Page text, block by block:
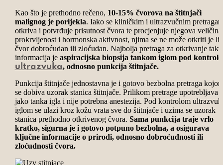
Kao što je prethodno rečeno, 10-15% čvorova na štitnjači
malignog je porijekla. Iako se kliničkim i ultrazvučnim
otkriva i potvrđuje prisutnost čvora te procjenjuje njegova
prokrvljenost i hormonska aktivnost, njima se ne može otkriti je li
čvor dobroćudan ili zloćudan. Najbolja pretraga za otkrivanje
informacija je aspiracijska biopsija tankom iglom pod
ultrazvuka, odnosno punkcija štitnjače.
Punkcija štitnjače jednostavna je i gotovo bezbolna pretraga
se dobiva uzorak stanica štitnjače. Prilikom pretrage upotrebljava
jako tanka igla i nije potrebna anestezija. Pod kontrolom
iglom se ulazi kroz kožu vrata sve do štitnjače i uzima se uzorak
stanica prethodno otkrivenog čvora. Sama punkcija traje vrlo
kratko, sigurna je i gotovo potpuno bezbolna, a osigurava
ključne informacije o prirodi, odnosno dobroćudnosti ili
zloćudnosti čvora.